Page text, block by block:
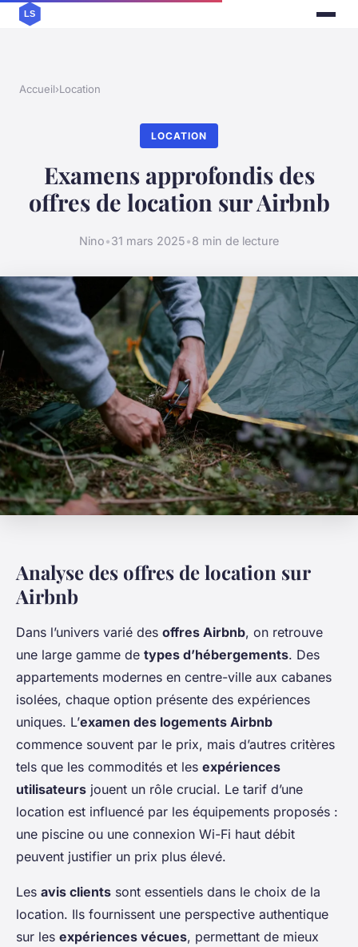
Accueil›Location
LOCATION
Examens approfondis des
offres de location sur Airbnb
Nino•31 mars 2025•8 min de lecture
Analyse des offres de location sur
Airbnb
Dans l’univers varié des offres Airbnb, on retrouve
une large gamme de types d’hébergements. Des
appartements modernes en centre-ville aux cabanes
isolées, chaque option présente des expériences
uniques. L’examen des logements Airbnb
commence souvent par le prix, mais d’autres critères
tels que les commodités et les expériences
utilisateurs jouent un rôle crucial. Le tarif d’une
location est influencé par les équipements proposés :
une piscine ou une connexion Wi-Fi haut débit
peuvent justifier un prix plus élevé.
Les avis clients sont essentiels dans le choix de la
location. Ils fournissent une perspective authentique
sur les expériences vécues, permettant de mieux